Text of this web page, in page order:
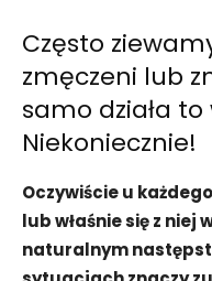
Często
zmęczeni lub
samo działa
Niekoniecznie!
Oczywiście u
lub właśnie się z niej
naturalnym